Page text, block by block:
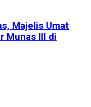
Majelis Umat
Munas III di